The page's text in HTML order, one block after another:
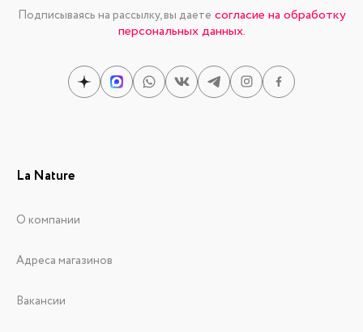
Подписываясь на рассылку, вы даете согласие на обработку
персональных данных.
La Nature
О компании
Адреса магазинов
Вакансии